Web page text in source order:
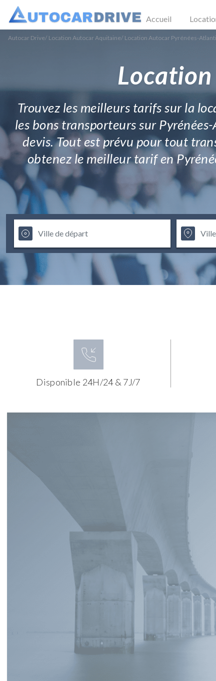
Accueil
Autocar Drive/ Location Autocar Aquitaine/ Location Autocar Pyrénées-
Trouvez les meilleurs tarifs sur la
les bons transporteurs sur
devis. Tout est prévu pour tout
obtenez le meilleur tarif en
Disponible 24H/24 & 7J/7